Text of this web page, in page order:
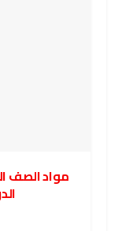
مواد الصف